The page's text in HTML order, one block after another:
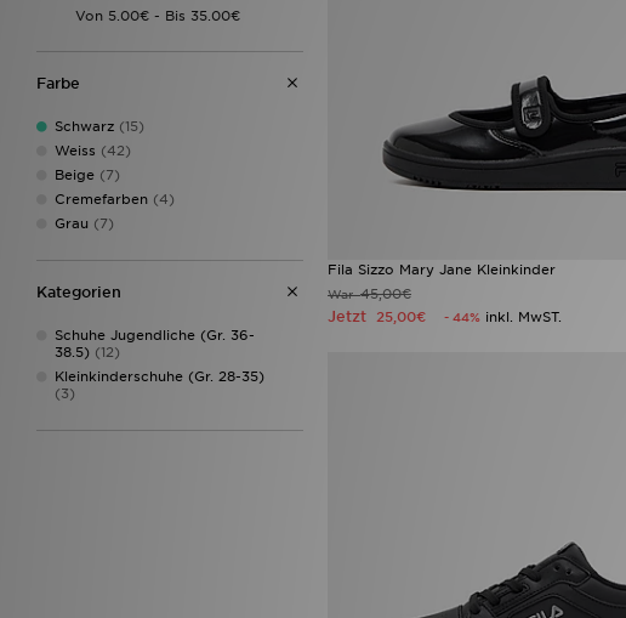
Saucony (1)
Umbro
Vans(12)
Zavetti Canada
Farbe
Schwarz (15)
Weiss (42)
Beige (7)
Cremefarben (4)
Grau (7)
Kategorien
Schuhe Jugendliche (Gr. 36-
38.5) (12)
Kleinkinderschuhe (Gr. 28-35)
(3)
Fila Sizzo Mary Jane Kleinkinder
War45,00€
Jetzt 25,00€ - 44% inkl. MwST.